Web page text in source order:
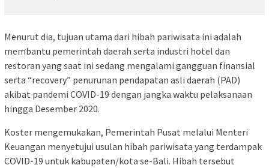
Menurut dia, tujuan utama dari hibah pariwisata ini adalah
membantu pemerintah daerah serta industri hotel dan
restoran yang saat ini sedang mengalami gangguan finansial
serta “recovery” penurunan pendapatan asli daerah (PAD)
akibat pandemi COVID-19 dengan jangka waktu pelaksanaan
hingga Desember 2020.
Koster mengemukakan, Pemerintah Pusat melalui Menteri
Keuangan menyetujui usulan hibah pariwisata yang terdampak
COVID-19 untuk kabupaten/kota se-Bali. Hibah tersebut